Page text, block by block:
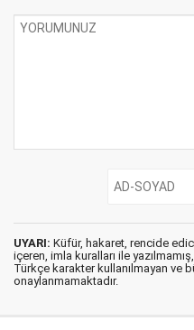
UYARI: Küfür, hakaret, rencide
içeren, imla kuralları ile yazılmamış,
Türkçe karakter kullanılmayan ve
onaylanmamaktadır.